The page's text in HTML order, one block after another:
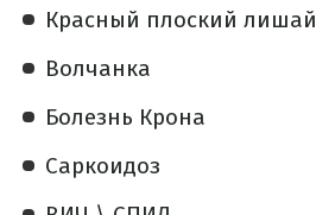
Красный плоский лишай
Волчанка
Болезнь Крона
Саркоидоз